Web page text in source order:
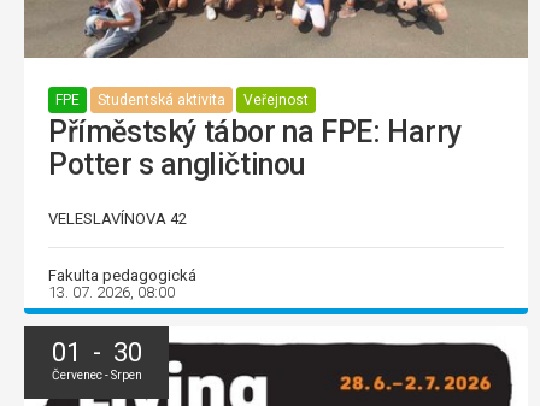
FPE Studentská aktivita Veřejnost
Příměstský tábor na FPE: Harry
Potter s angličtinou
VELESLAVÍNOVA 42
Fakulta pedagogická
13. 07. 2026, 08:00
01 - 30
Červenec - Srpen